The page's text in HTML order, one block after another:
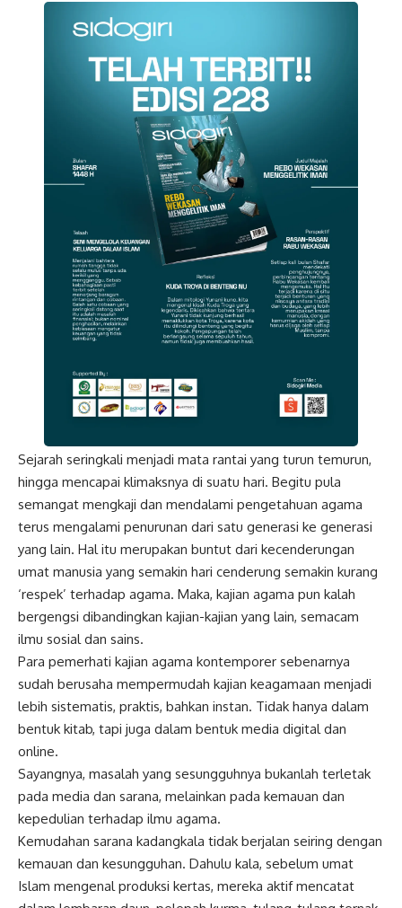
Sejarah seringkali menjadi mata rantai yang turun temurun,
hingga mencapai klimaksnya di suatu hari. Begitu pula
semangat mengkaji dan mendalami pengetahuan agama
terus mengalami penurunan dari satu generasi ke generasi
yang lain. Hal itu merupakan buntut dari kecenderungan
umat manusia yang semakin hari cenderung semakin kurang
‘respek’ terhadap agama. Maka, kajian agama pun kalah
bergengsi dibandingkan kajian-kajian yang lain, semacam
ilmu sosial dan sains.
Para pemerhati kajian agama kontemporer sebenarnya
sudah berusaha mempermudah kajian keagamaan menjadi
lebih sistematis, praktis, bahkan instan. Tidak hanya dalam
bentuk kitab, tapi juga dalam bentuk media digital dan
online.
Sayangnya, masalah yang sesungguhnya bukanlah terletak
pada media dan sarana, melainkan pada kemauan dan
kepedulian terhadap ilmu agama.
Kemudahan sarana kadangkala tidak berjalan seiring dengan
kemauan dan kesungguhan. Dahulu kala, sebelum umat
Islam mengenal produksi kertas, mereka aktif mencatat